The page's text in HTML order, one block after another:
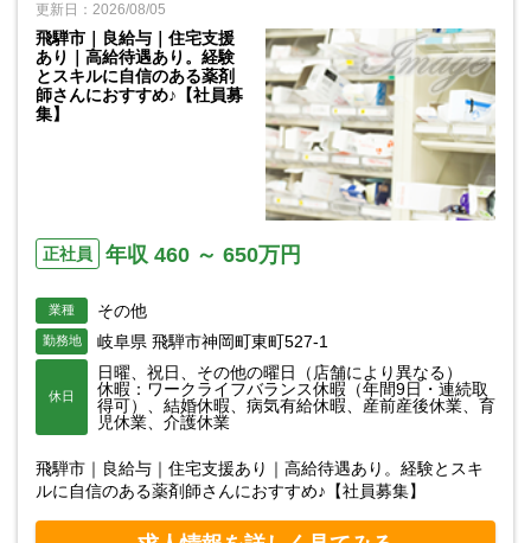
更新日：2026/08/05
飛騨市｜良給与｜住宅支援
あり｜高給待遇あり。経験
とスキルに自信のある薬剤
師さんにおすすめ♪【社員募
集】
正社員 年収 460 ～ 650万円
業種 その他
勤務地 岐阜県 飛騨市神岡町東町527-1
休日
日曜、祝日、その他の曜日（店舗により異なる）
休暇：ワークライフバランス休暇（年間9日・連続取
得可）、結婚休暇、病気有給休暇、産前産後休業、育
児休業、介護休業
飛騨市｜良給与｜住宅支援あり｜高給待遇あり。経験とスキ
ルに自信のある薬剤師さんにおすすめ♪【社員募集】